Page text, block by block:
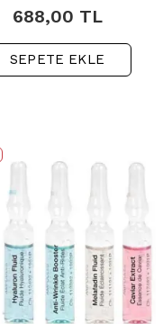
688,00 TL
SEPETE EKLE